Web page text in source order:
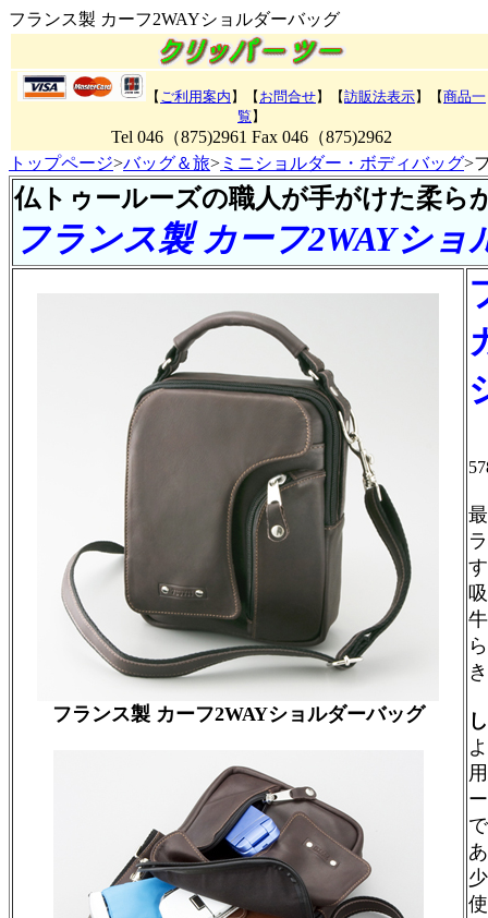
フランス製 カーフ2WAYショルダーバッグ
【 ご利用案内 】【 お問合せ】【訪販法表示】【商品一
覧 】
Tel 046（875)2961 Fax 046（875)2962
トップページ>バッグ＆旅> ミニショルダー・ボディバッグ>
仏トゥールーズの職人が手がけた柔ら
フランス製 カーフ2WAYショ
フランス製 カーフ2WAYショルダーバッグ